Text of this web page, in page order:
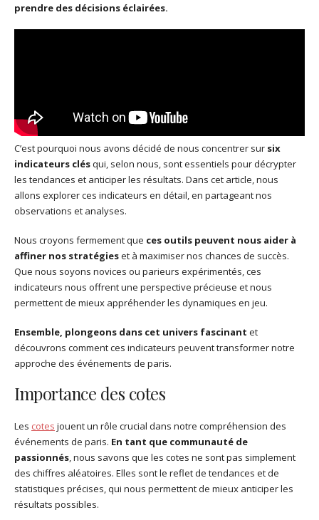
prendre des décisions éclairées.
C’est pourquoi nous avons décidé de nous concentrer sur six
indicateurs clésqui, selon nous, sont essentiels pour décrypter
les tendances et anticiper les résultats. Dans cet article, nous
allons explorer ces indicateurs en détail, en partageant nos
observations et analyses.
Nous croyons fermement que ces outils peuvent nous aider à
affiner nos stratégieset à maximiser nos chances de succès.
Que nous soyons novices ou parieurs expérimentés, ces
indicateurs nous offrent une perspective précieuse et nous
permettent de mieux appréhender les dynamiques en jeu.
Ensemble, plongeons dans cet univers fascinant et
découvrons comment ces indicateurs peuvent transformer notre
approche des événements de paris.
Importance des cotes
Les cotes jouent un rôle crucial dans notre compréhension des
événements de paris. En tant que communauté de
passionnés, nous savons que les cotes ne sont pas simplement
des chiffres aléatoires. Elles sont le reflet de tendances et de
statistiques précises, qui nous permettent de mieux anticiper les
résultats possibles.